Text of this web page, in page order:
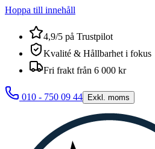
Hoppa till innehåll
4,9/5 på Trustpilot
Kvalité & Hållbarhet i fokus
Fri frakt från 6 000 kr
010 - 750 09 44 Exkl. moms